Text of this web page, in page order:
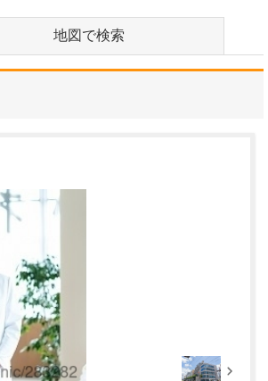
地図で検索
村木先生のご専門である小児神経について教え
小児神経科は、てんかん
めに「いつ頃、どんなふ
うにけいれんを起こした
のか…